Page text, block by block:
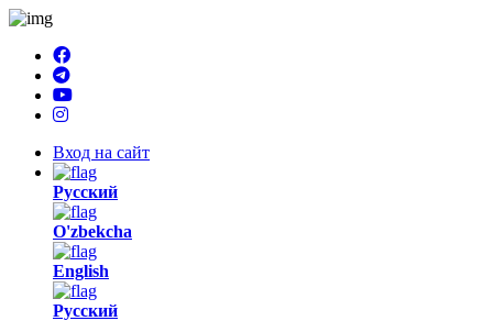
Вход на сайт
Русский
O'zbekcha
English
Русский